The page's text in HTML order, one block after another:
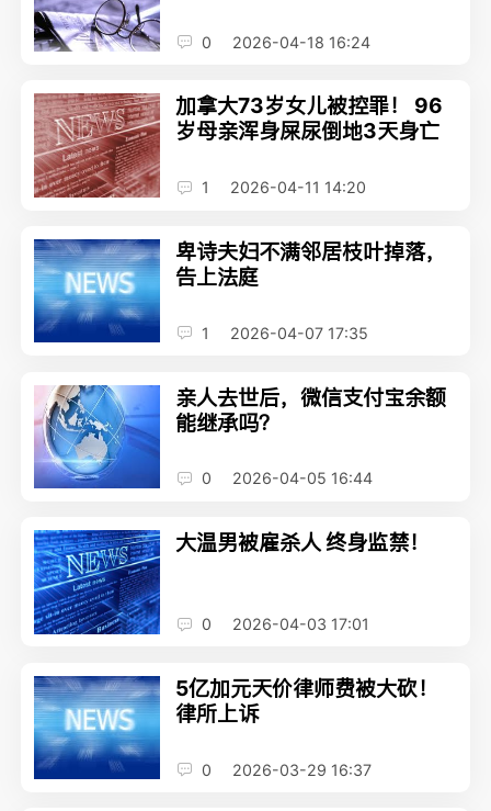
0 2026-04-18 16:24
加拿大73岁女儿被控罪！ 96
岁母亲浑身屎尿倒地3天身亡
1 2026-04-11 14:20
卑诗夫妇不满邻居枝叶掉落，
告上法庭
1 2026-04-07 17:35
亲人去世后，微信支付宝余额
能继承吗？
0 2026-04-05 16:44
大温男被雇杀人 终身监禁！
0 2026-04-03 17:01
5亿加元天价律师费被大砍！
律所上诉
0 2026-03-29 16:37